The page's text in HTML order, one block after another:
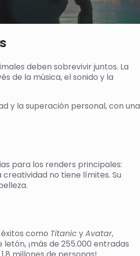
deben sobrevivir juntos. La
de la música, el sonido y la
y la superación personal, con una
para los renders principales:
no tiene límites. Su
como Titanic yAvatar,
¡más de 255.000 entradas